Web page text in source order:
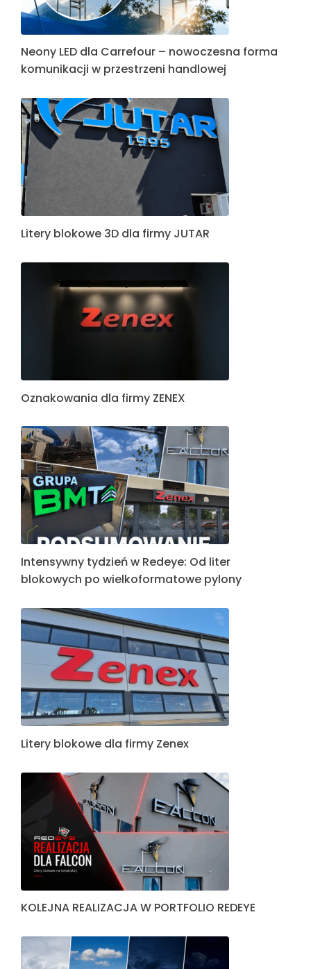
Neony LED dla Carrefour – nowoczesna forma
komunikacji w przestrzeni handlowej
Litery blokowe 3D dla firmy JUTAR
Oznakowania dla firmy ZENEX
Intensywny tydzień w Redeye: Od liter
blokowych po wielkoformatowe pylony
Litery blokowe dla firmy Zenex
KOLEJNA REALIZACJA W PORTFOLIO REDEYE